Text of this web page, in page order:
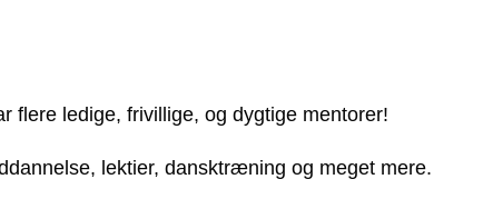
flere ledige, frivillige, og dygtige mentorer!
lektier, dansktræning og meget mere.